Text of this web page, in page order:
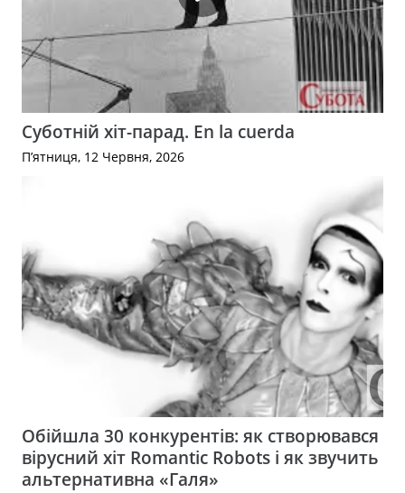
Суботній хіт-парад. En la cuerda
П’ятниця, 12 Червня, 2026
Обійшла 30 конкурентів: як створювався
вірусний хіт Romantic Robots і як звучить
альтернативна «Галя»